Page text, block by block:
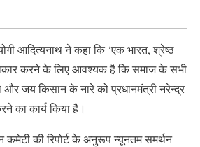
आदित्यनाथ ने कहा कि ‘एक भारत, श्रेष्ठ
करने के लिए आवश्यक है कि समाज के सभी
और जय किसान के नारे को प्रधानमंत्री नरेन्द्र
का कार्य किया है।
कमेटी की रिपोर्ट के अनुरूप न्यूनतम समर्थन